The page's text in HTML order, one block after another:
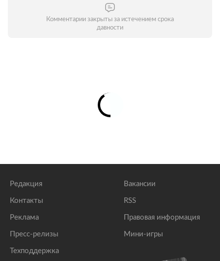
Комментарии закрыты за истечением срока
давности
Редакция
Контакты
Реклама
Пресс-релизы
Техподдержка
Вакансии
RSS
Правовая информация
Мини-игры